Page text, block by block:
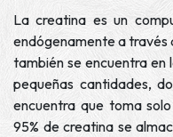
La creatina es un
endógenamente a través
también se encuentra en
pequeñas cantidades,
encuentra que toma
95% de creatina se